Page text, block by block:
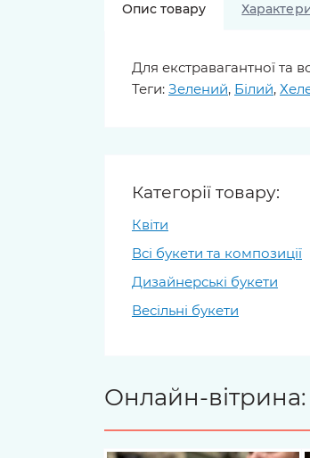
Опис товару
Для екстравагантної та
Теги: Зелений, Білий,
Категорії товару:
Квіти
Всі букети та композиції
Дизайнерські букети
Весільні букети
Онлайн-вітрина: